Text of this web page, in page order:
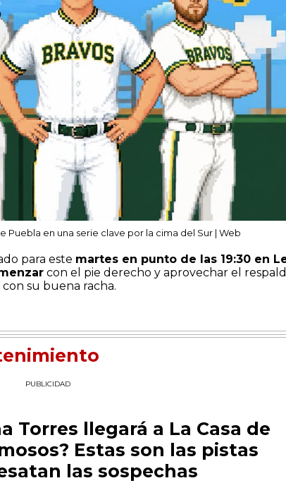
Puebla en una serie clave por la cima del Sur | Web
para este martes en punto de las 19:30 en
con el pie derecho y aprovechar el
su buena racha.
PUBLICIDAD
Torres llegará a La Casa de
Estas son las pistas
las sospechas